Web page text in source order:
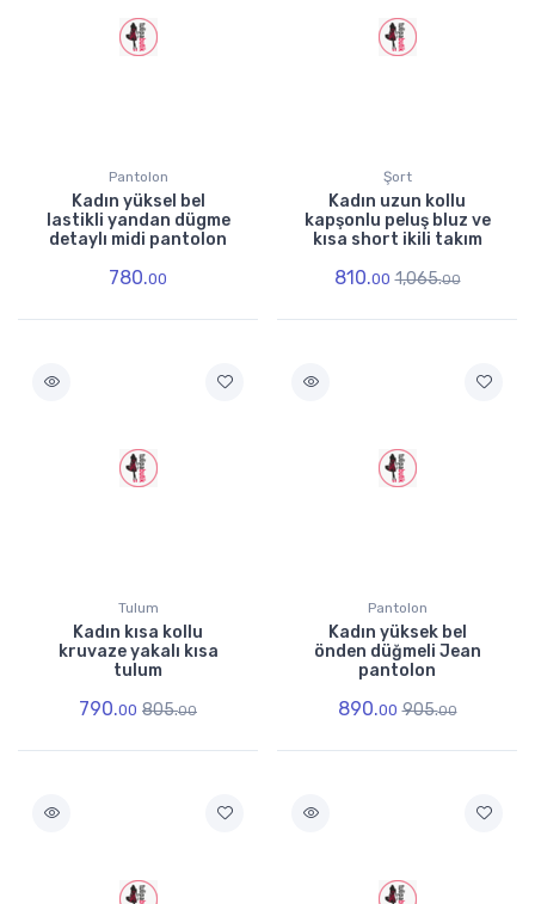
Pantolon
Kadın yüksel bel
lastikli yandan dügme
detaylı midi pantolon
780.00
Şort
Kadın uzun kollu
kapşonlu peluş bluz ve
kısa short ikili takım
810.00 1,065.00
Tulum
Kadın kısa kollu
kruvaze yakalı kısa
tulum
790.00 805.00
Pantolon
Kadın yüksek bel
önden düğmeli Jean
pantolon
890.00 905.00